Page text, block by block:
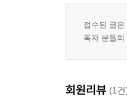
접수된 글
독자 분들
회원리뷰 (1건